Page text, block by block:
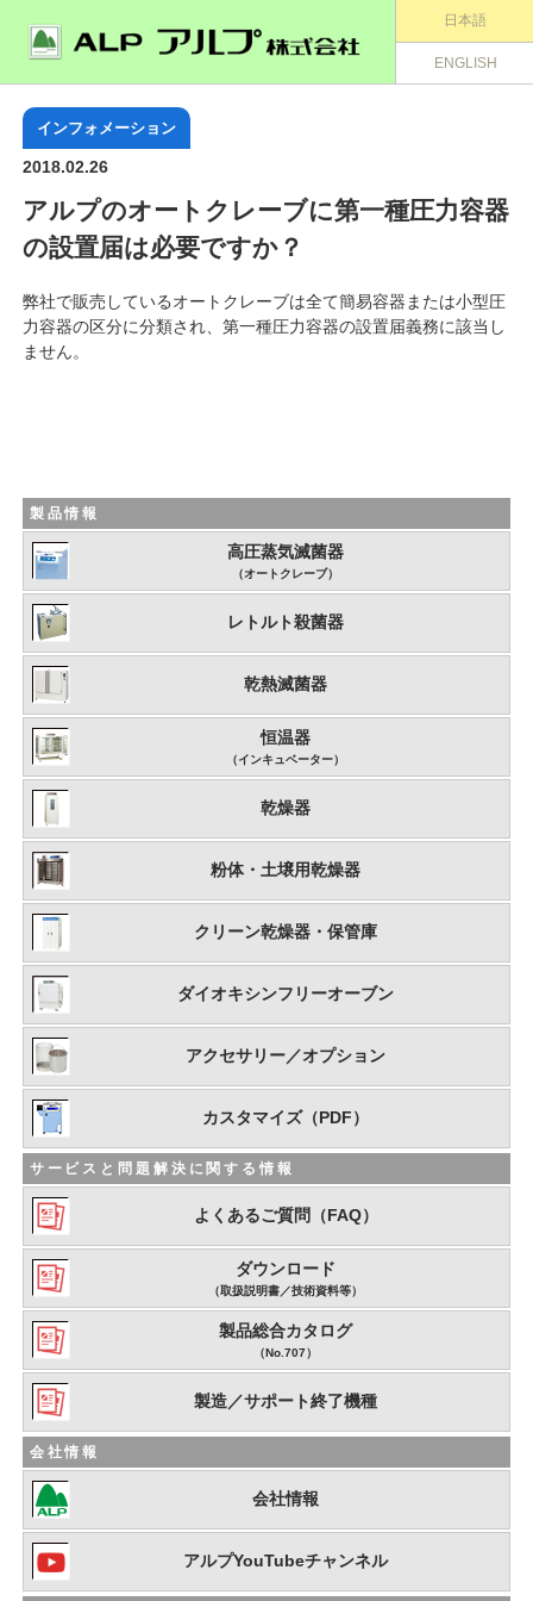
日本語
ENGLISH
インフォメーション
2018.02.26
アルプのオートクレーブに第一種圧力容器
の設置届は必要ですか？
弊社で販売しているオートクレーブは全て簡易容器または小型圧
力容器の区分に分類され、第一種圧力容器の設置届義務に該当し
ません。
製品情報
高圧蒸気滅菌器
（オートクレーブ）
レトルト殺菌器
乾熱滅菌器
恒温器
（インキュベーター）
乾燥器
粉体・土壌用乾燥器
クリーン乾燥器・保管庫
ダイオキシンフリーオーブン
アクセサリー／オプション
カスタマイズ（PDF）
サービスと問題解決に関する情報
よくあるご質問（FAQ）
ダウンロード
（取扱説明書／技術資料等）
製品総合カタログ
（No.707）
製造／サポート終了機種
会社情報
会社情報
アルプYouTubeチャンネル